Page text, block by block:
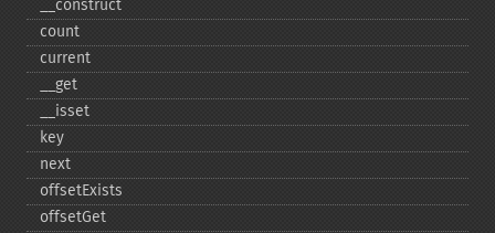
_​_​construct
count
current
_​_​get
_​_​isset
key
next
offsetExists
offsetGet